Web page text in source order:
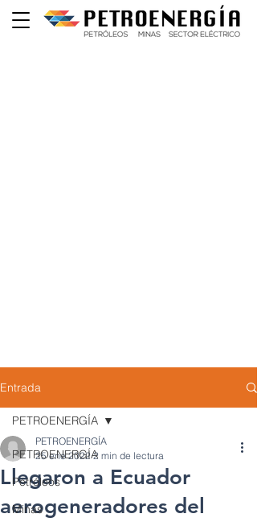
Entrada
PETROENERGÍA
Petróleos
Minas
PETROENERGÍA
Llegaron a Ecuador
aerogeneradores del
PETROENERGÍA
25 ene 2022 2 min de lectura